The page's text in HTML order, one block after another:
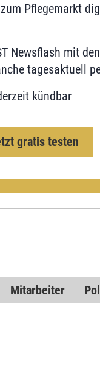
Pflegemarkt
Newsflash mit
tagesaktuell
kündbar
gratis testen
Mitarbeiter